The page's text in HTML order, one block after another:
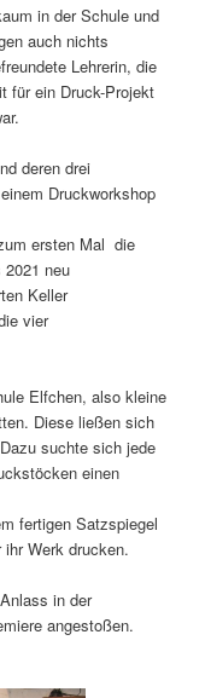
in der Schule und
auch nichts
Lehrerin, die
für ein Druck-Projekt
deren drei
Druckworkshop
ersten Mal die
neu
Keller
vier
Elfchen, also kleine
Diese ließen sich
suchte sich jede
einen
fertigen Satzspiegel
Werk drucken.
in der
angestoßen.